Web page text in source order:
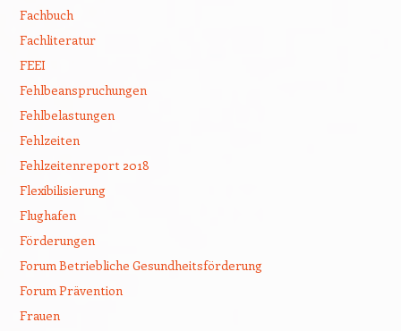
Fachbuch
Fachliteratur
FEEI
Fehlbeanspruchungen
Fehlbelastungen
Fehlzeiten
Fehlzeitenreport 2018
Flexibilisierung
Flughafen
Förderungen
Forum Betriebliche Gesundheitsförderung
Forum Prävention
Frauen